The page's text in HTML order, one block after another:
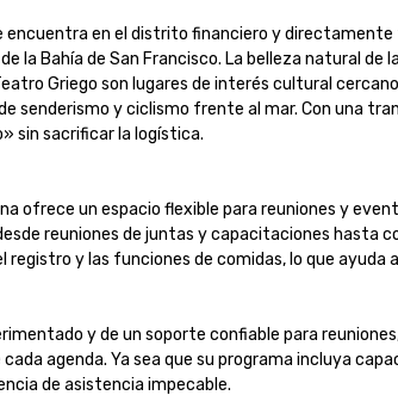
encuentra en el distrito financiero y
la Bahía de San Francisco. La belleza natural
Griego son lugares de interés cultural
senderismo y ciclismo frente al mar. Con una
sin sacrificar la logística.
ofrece un espacio flexible para reuniones y
reuniones de juntas y capacitaciones hasta
y las funciones de comidas, lo que
y de un soporte confiable para
agenda. Ya sea que su programa incluya
de asistencia impecable.